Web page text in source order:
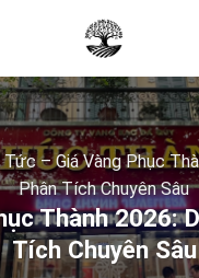
Tức–Giá Vàng Phục
Phân Tích Chuyên Sâu
Thành 2026:
Tích Chuyên Sâu